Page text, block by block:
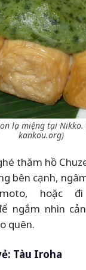
lạ miệng tại Nikko.
kankou.org)
thăm hồ
bên cạnh,
hoặc
ngắm nhìn
quên.
Tàu Iroha